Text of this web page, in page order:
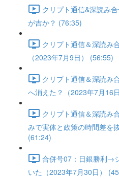
クリプト通信&深読み
が吉か？ (76:35)
クリプト通信＆深読み
（2023年7月9日） (56:55)
クリプト通信＆深読み
へ消えた？（2023年7月16
クリプト通信＆深読み
みで実体と政策の時間差を
(61:24)
合併号07：日銀勝利→
いた（2023年7月30日）